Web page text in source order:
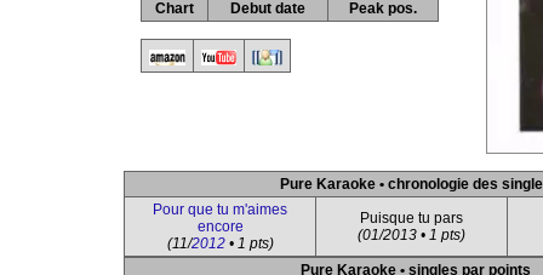
Chart Debut date Peak pos.
Pure Karaoke • chronologie des
Pour que tu m'aimes
encore
(11/2012• 1 pts)
Puisque tu pars
(01/2013 • 1 pts)
Pure Karaoke • singles par points